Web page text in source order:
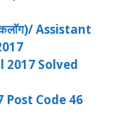
Assistant
2017 Solved
Post Code 46